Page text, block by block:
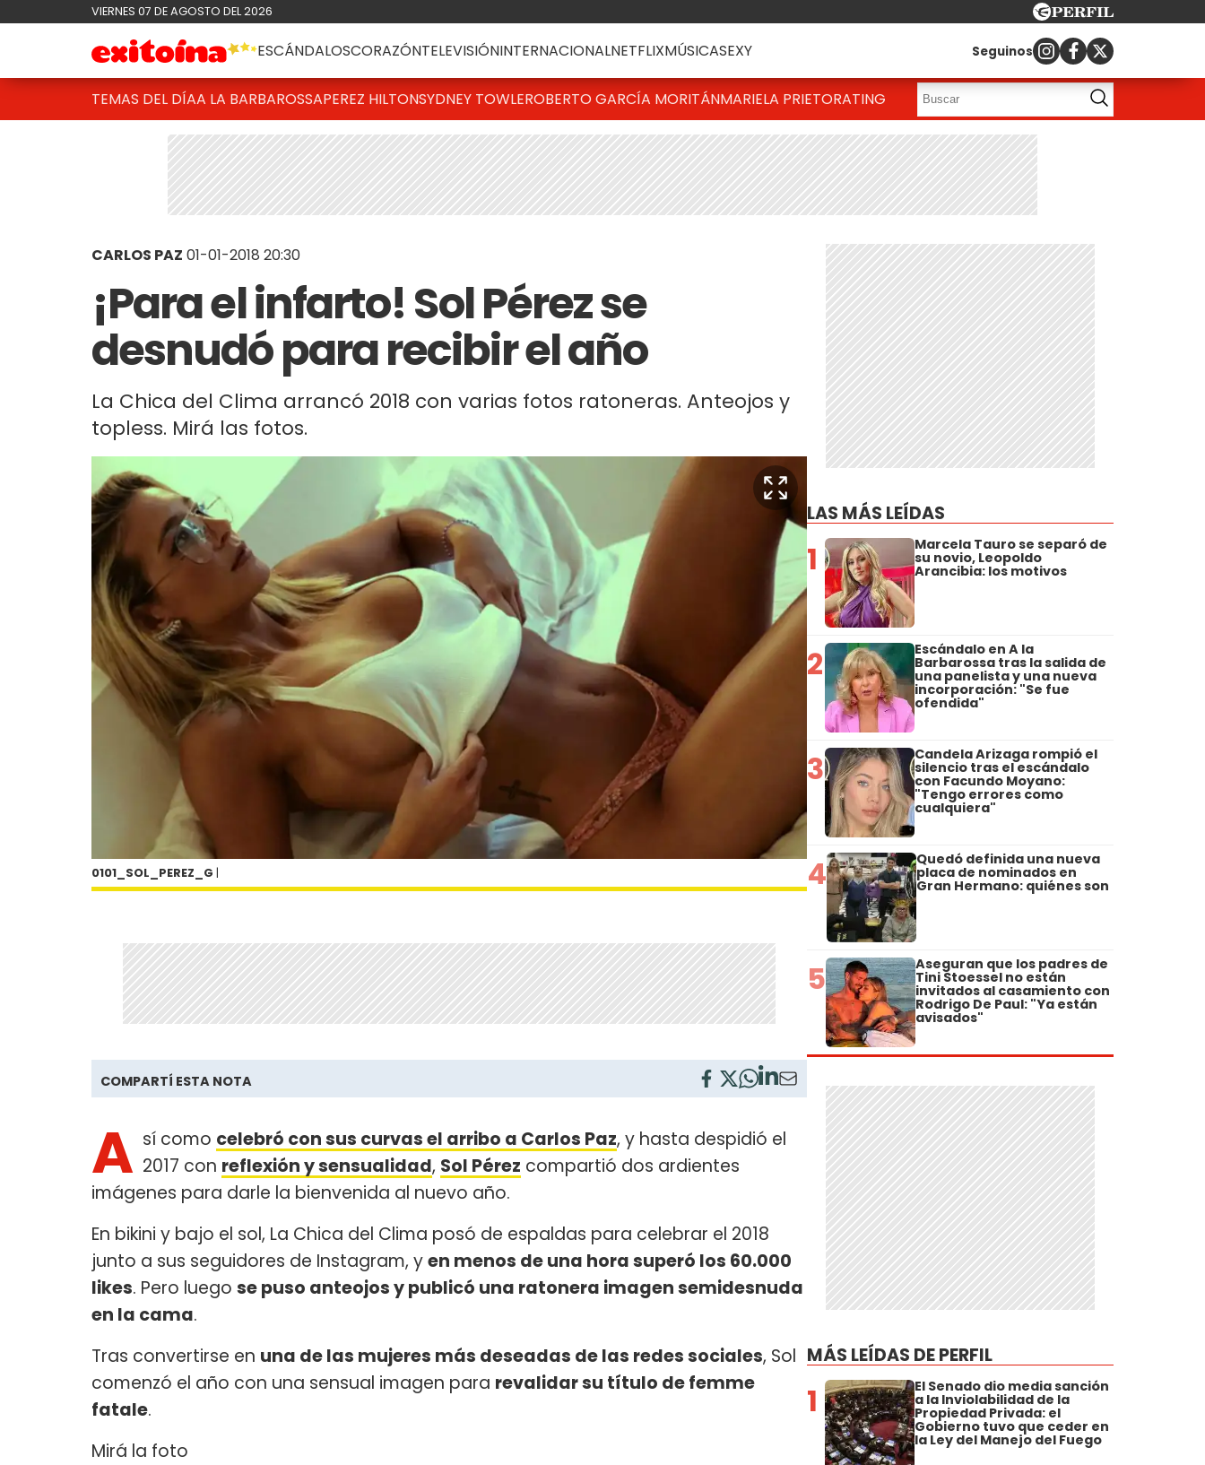
VIERNES 07 DE AGOSTO DEL 2026
ESCÁNDALOSCORAZÓNTELEVISIÓNINTERNACIONALNETFLIXMÚSICASEXY Seguinos
TEMAS DEL DÍAA LA BARBAROSSAPEREZ HILTONSYDNEY TOWLEROBERTO GARCÍA MORITÁNMARIELA PRIETORATING
CARLOS PAZ 01-01-2018 20:30
¡Para el infarto! Sol Pérez se
desnudó para recibir el año
La Chica del Clima arrancó 2018 con varias fotos ratoneras. Anteojos y
topless. Mirá las fotos.
0101_SOL_PEREZ_G |
COMPARTÍ ESTA NOTA
A sí como celebró con sus curvas el arribo a Carlos Paz, y hasta despidió el
2017 con reflexión y sensualidad, Sol Pérez compartió dos ardientes
imágenes para darle la bienvenida al nuevo año.
En bikini y bajo el sol, La Chica del Clima posó de espaldas para celebrar el 2018
junto a sus seguidores de Instagram, yen menos de una hora superó los 60.000
likes. Pero luego se puso anteojos y publicó una ratonera imagen semidesnuda
en la cama.
Tras convertirse en una de las mujeres más deseadas de las redes sociales, Sol
comenzó el año con una sensual imagen para revalidar su título de femme
fatale.
Mirá la foto
LAS MÁS LEÍDAS
1 Marcela Tauro se separó de
su novio, Leopoldo
Arancibia: los motivos
2 Escándalo en A la
Barbarossa tras la salida de
una panelista y una nueva
incorporación: "Se fue
ofendida"
3 Candela Arizaga rompió el
silencio tras el escándalo
con Facundo Moyano:
"Tengo errores como
cualquiera"
4 Quedó definida una nueva
placa de nominados en
Gran Hermano: quiénes son
5 Aseguran que los padres de
Tini Stoessel no están
invitados al casamiento con
Rodrigo De Paul: "Ya están
avisados"
MÁS LEÍDAS DE PERFIL
1 El Senado dio media sanción
a la Inviolabilidad de la
Propiedad Privada: el
Gobierno tuvo que ceder en
la Ley del Manejo del Fuego